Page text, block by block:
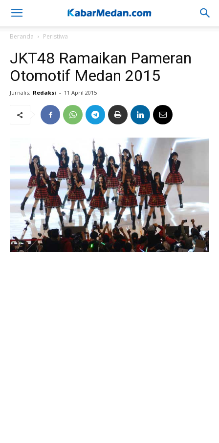
Beranda Peristiwa
JKT48 Ramaikan Pameran
Otomotif Medan 2015
Jurnalis: Redaksi - 11 April 2015